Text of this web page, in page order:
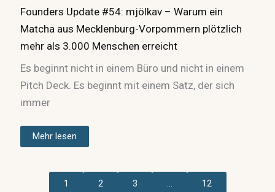
Founders Update #54: mjölkav – Warum ein
Matcha aus Mecklenburg-Vorpommern plötzlich
mehr als 3.000 Menschen erreicht
Es beginnt nicht in einem Büro und nicht in einem
Pitch Deck. Es beginnt mit einem Satz, der sich
immer
Mehr lesen
1 2 3 … 12